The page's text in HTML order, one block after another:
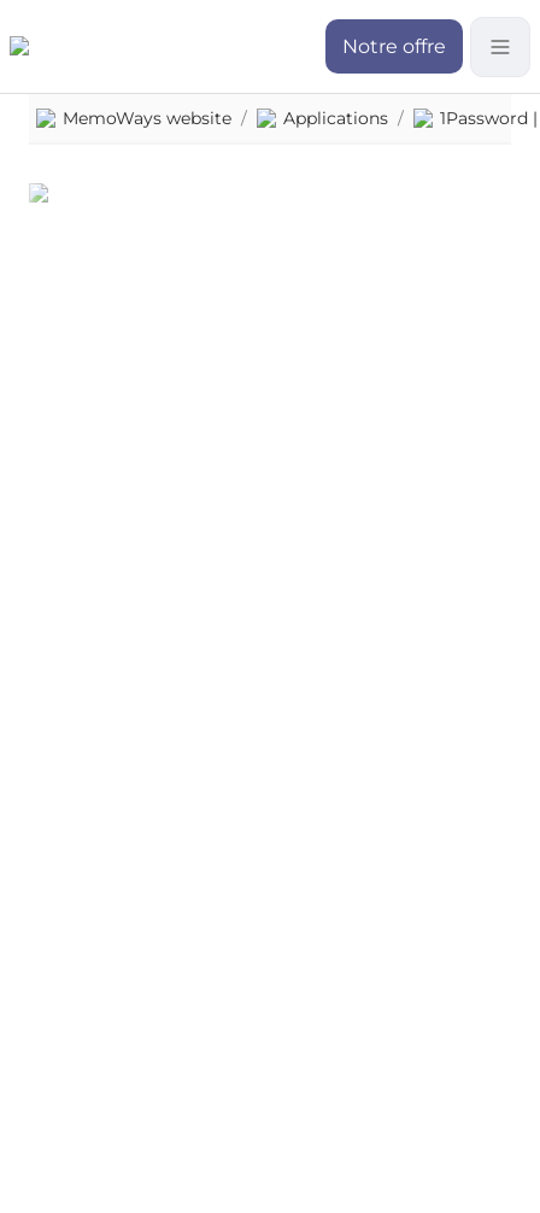
Notre offre
MemoWays website / Applications /